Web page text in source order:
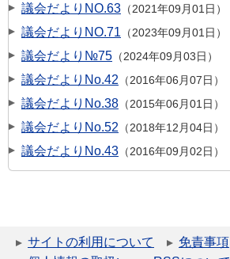
議会だよりNO.63 2021年09月01日
議会だよりNO.71 2023年09月01日
議会だより№75 2024年09月03日
議会だよりNo.42 2016年06月07日
議会だよりNo.38 2015年06月01日
議会だよりNo.52 2018年12月04日
議会だよりNo.43 2016年09月02日
サイトの利用について
免責事項